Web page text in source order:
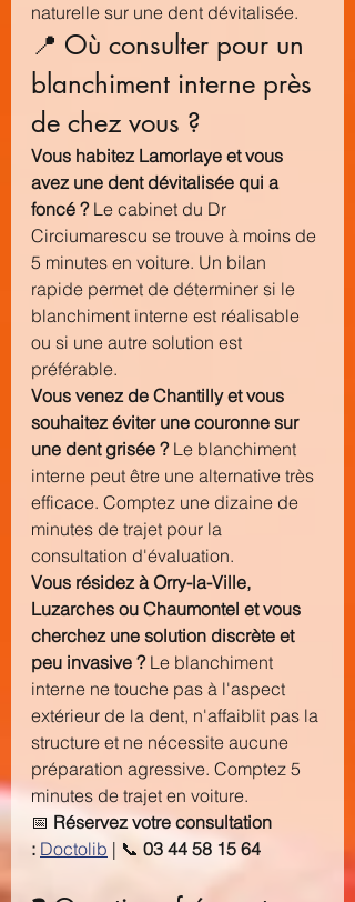
naturelle sur une dent dévitalisée.
📍 Où consulter pour un
blanchiment interne près
de chez vous ?
Vous habitez Lamorlaye et vous
avez une dent dévitalisée qui a
foncé ? Le cabinet du Dr
Circiumarescu se trouve à moins de
5 minutes en voiture. Un bilan
rapide permet de déterminer si le
blanchiment interne est réalisable
ou si une autre solution est
préférable.
Vous venez de Chantilly et vous
souhaitez éviter une couronne sur
une dent grisée ? Le blanchiment
interne peut être une alternative très
efficace. Comptez une dizaine de
minutes de trajet pour la
consultation d'évaluation.
Vous résidez à Orry-la-Ville,
Luzarches ou Chaumontel et vous
cherchez une solution discrète et
peu invasive ? Le blanchiment
interne ne touche pas à l'aspect
extérieur de la dent, n'affaiblit pas la
structure et ne nécessite aucune
préparation agressive. Comptez 5
minutes de trajet en voiture.
📅 Réservez votre consultation
: Doctolib | 📞 03 44 58 15 64